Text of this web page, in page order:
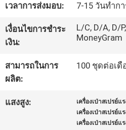
ควบคุม
คุณภาพ
ติดต่อ
เรา
เวลาการส่งมอบ: 7-15 วันทำก
เงื่อนไขการชำระ
เงิน:
L/C, D/A, D/
MoneyGram
สามารถในการ
ผลิต:
100 ชุดต่อเดื
แสงสูง: เครื่องเป่าสเปรย์
เครื่องเป่าสเปรย์แ
เครื่องเป่าสเปรย์แ